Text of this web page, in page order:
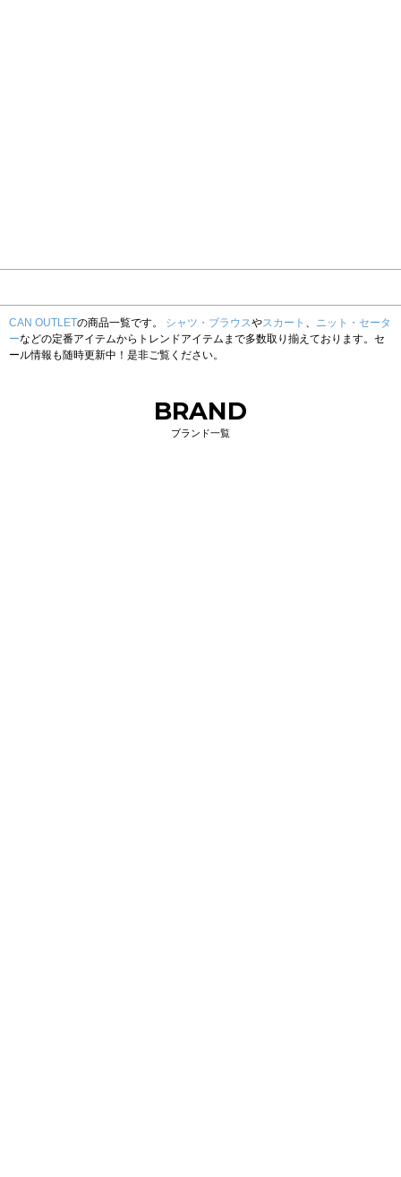
CAN OUTLETの商品一覧です。 シャツ・ブラウスやスカート 、 ニット・セータ
ーなどの定番アイテムからトレンドアイテムまで多数取り揃えております。セ
ール情報も随時更新中！是非ご覧ください。
BRAND
ブランド一覧